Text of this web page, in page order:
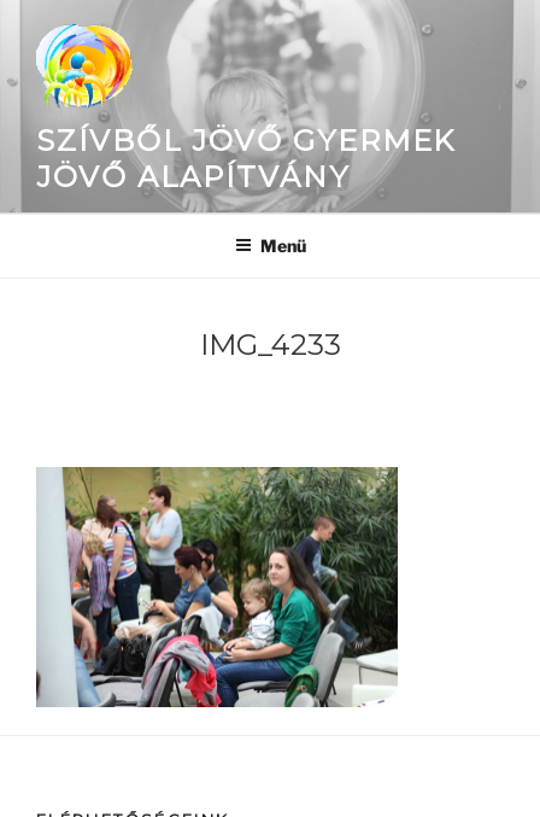
SZÍVBŐL JÖVŐ GYERMEK
JÖVŐ ALAPÍTVÁNY
Menü
IMG_4233